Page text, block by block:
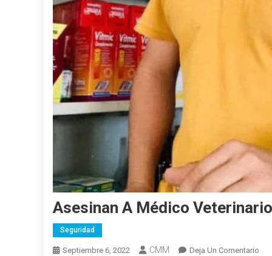
Asesinan A Médico
Seguridad
Septiembre 6, 2022 CMM Deja Un Comentario